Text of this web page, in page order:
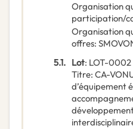
Organisation
participation/
Organisation
offres:
5.1. Lot: LOT-0002
Titre: CA-
d’équipement